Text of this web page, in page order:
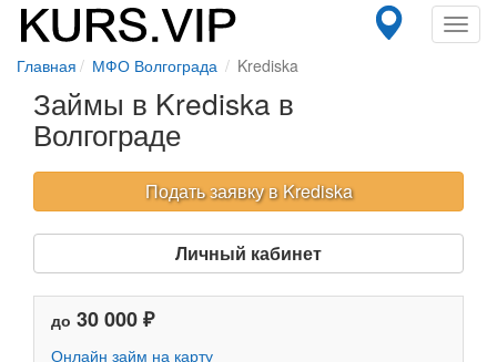
Главная МФО Волгограда Krediska
Займы в Krediska в
Волгограде
Подать заявку в Krediska
Личный кабинет
до 30 000 ₽
Онлайн займ на карту